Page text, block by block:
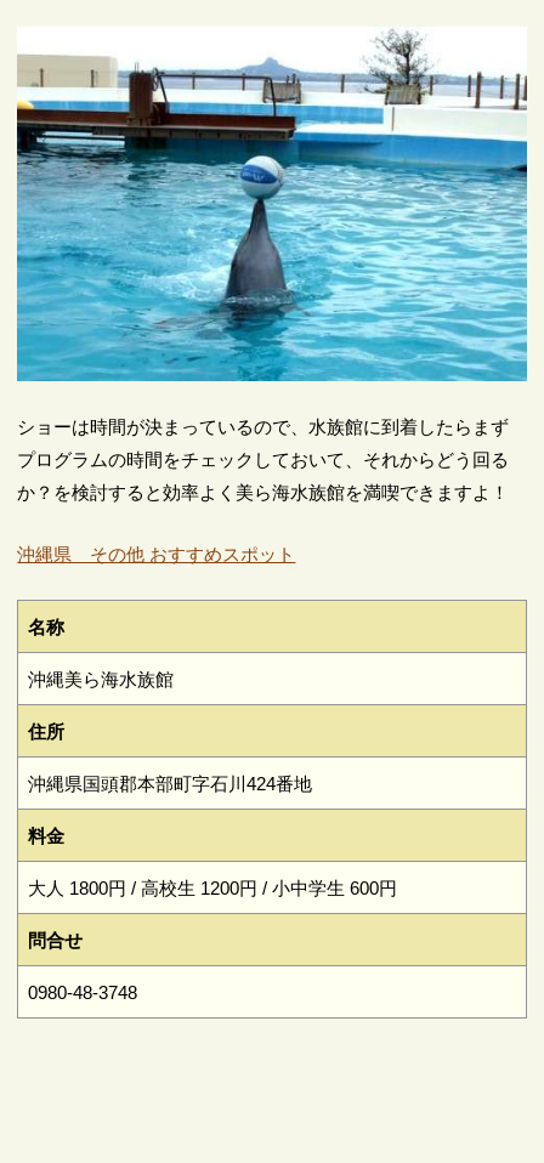
ショーは時間が決まっているので、水族館に到着したらまず
プログラムの時間をチェックしておいて、それからどう回る
か？を検討すると効率よく美ら海水族館を満喫できますよ！
沖縄県 その他 おすすめスポット
名称
沖縄美ら海水族館
住所
沖縄県国頭郡本部町字石川424番地
料金
大人 1800円 / 高校生 1200円 / 小中学生 600円
問合せ
0980-48-3748